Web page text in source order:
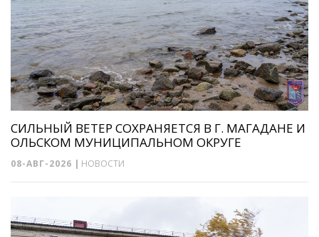
СИЛЬНЫЙ ВЕТЕР СОХРАНЯЕТСЯ В Г. МАГАДАНЕ И
ОЛЬСКОМ МУНИЦИПАЛЬНОМ ОКРУГЕ
08-АВГ-2026 | НОВОСТИ